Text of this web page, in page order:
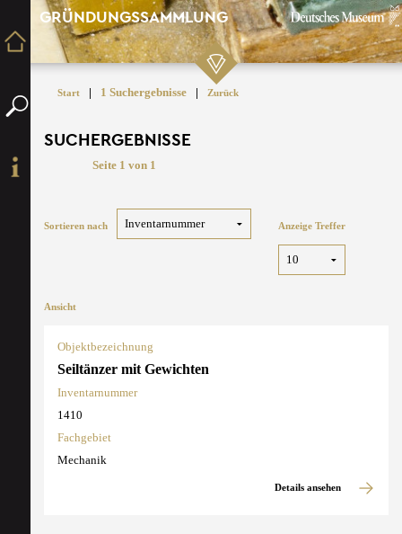
GRÜNDUNGSSAMMLUNG
Start | 1 Suchergebnisse | Zurück
SUCHERGEBNISSE
Seite 1 von 1
Sortieren nach Anzeige Treffer
Ansicht
Objektbezeichnung
Seiltänzer mit Gewichten
Inventarnummer
1410
Fachgebiet
Mechanik
Details ansehen